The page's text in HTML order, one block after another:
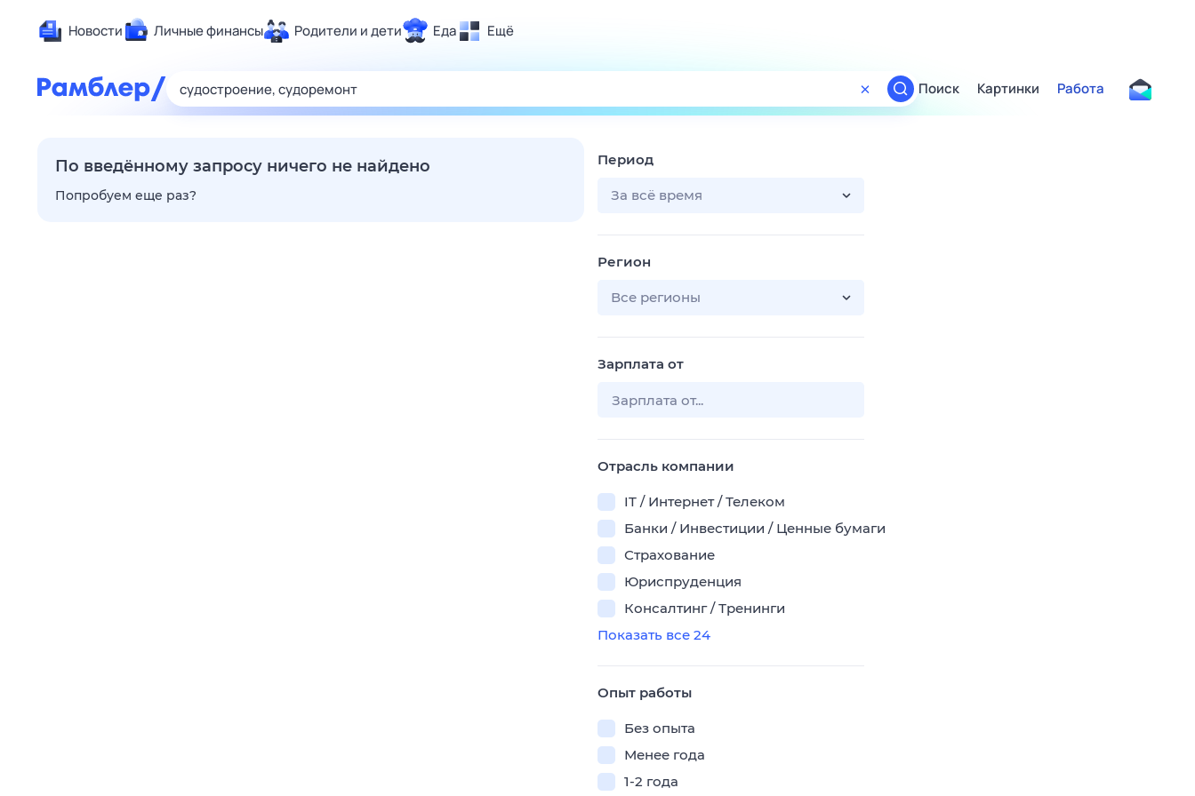
Новости Личные финансы Родители и дети Еда Ещё
Здоровье
Развлечения и отдых
Спорт
Поиск
ТВ-программа
Поиск Картинки Работа
По введённому запросу ничего не найдено
Попробуем еще раз?
Период
За всё время
Регион
Все регионы
Зарплата от
Отрасль компании
IT / Интернет / Телеком
Банки / Инвестиции / Ценные бумаги
Страхование
Юриспруденция
Консалтинг / Тренинги
Показать все 24
Опыт работы
Без опыта
Менее года
1-2 года